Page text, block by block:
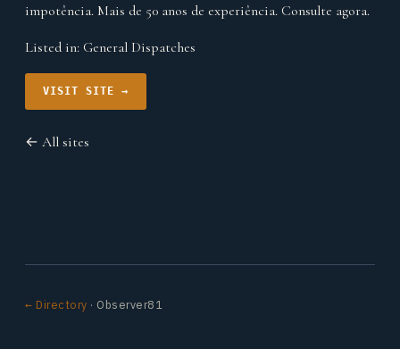
impotência. Mais de 50 anos de experiência. Consulte agora.
Listed in: General Dispatches
VISIT SITE →
← All sites
← Directory · Observer81